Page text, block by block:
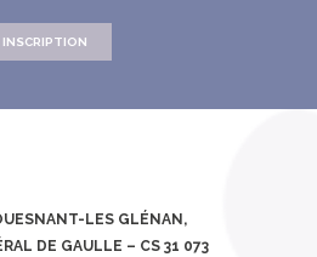
INSCRIPTION
LES GLÉNAN,
DE GAULLE – CS 31 073